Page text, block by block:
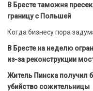
В Бресте таможня
границу с Польшей
Когда бизнесу пора
В Бресте на неделю
из-за реконструкции
Житель Пинска получил
убийство сожительницы